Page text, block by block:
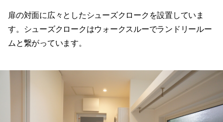
扉の対面に広々としたシューズクロークを設置していま
す。シューズクロークはウォークスルーでランドリールー
ムと繋がっています。